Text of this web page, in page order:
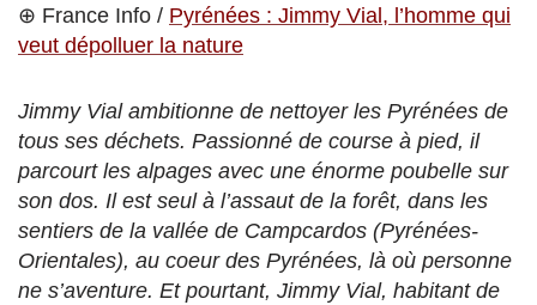
⊕ France Info / Pyrénées : Jimmy Vial, l’homme qui
veut dépolluer la nature
Jimmy Vial ambitionne de nettoyer les Pyrénées de
tous ses déchets. Passionné de course à pied, il
parcourt les alpages avec une énorme poubelle sur
son dos. Il est seul à l’assaut de la forêt, dans les
sentiers de la vallée de Campcardos (Pyrénées-
Orientales), au coeur des Pyrénées, là où personne
ne s’aventure. Et pourtant, Jimmy Vial, habitant de